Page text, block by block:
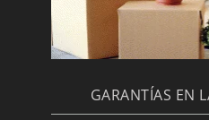
GARANTÍAS EN